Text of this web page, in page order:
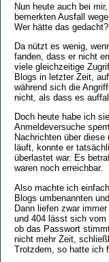
Nun heute auch bei
bemerkten Ausfall
Wer hätte das gedacht?
Da nützt es wenig,
fanden, dass er nicht
viele gleichzeitige
Blogs in letzter Zeit, auf
während sich die
nicht, als dass es
Doch heute habe ich
Anmeldeversuche
Nachrichten über
läuft, konnte er
überlastet war. Es
waren noch erreichbar.
Also machte ich
Blogs umbenannten
Dann liefen zwar
und 404 lässt sich vom
ob das Passwort
nicht mehr Zeit,
Trotzdem, so hatte ich